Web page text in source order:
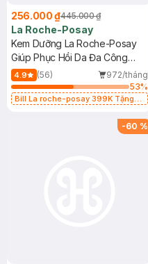
256.000 ₫445.000 ₫
La Roche-Posay
Kem Dưỡng La Roche-Posay
Giúp Phục Hồi Da Đa Công
Dụng 40ml
4.9 (56)
972/tháng
53%
Bill La roche-posay 399K Tặng
-60 %